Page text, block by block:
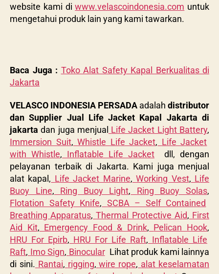
website kami diwww.velascoindonesia.com untuk
mengetahui produk lain yang kami tawarkan.
Baca Juga : Toko Alat Safety Kapal Berkualitas di
Jakarta
VELASCO INDONESIA PERSADA adalah distributor
dan Supplier Jual Life Jacket Kapal Jakarta di
jakarta dan juga menjual Life Jacket Light Battery,
Immersion Suit, Whistle Life Jacket, Life Jacket
with Whistle, Inflatable Life Jacket dll, dengan
pelayanan terbaik di Jakarta. Kami juga menjual
alat kapal, Life Jacket Marine, Working Vest, Life
Buoy Line, Ring Buoy Light, Ring Buoy Solas,
Flotation Safety Knife, SCBA – Self Contained
Breathing Apparatus, Thermal Protective Aid, First
Aid Kit, Emergency Food & Drink, Pelican Hook,
HRU For Epirb, HRU For Life Raft, Inflatable Life
Raft, Imo Sign, BinocularLihat produk kami lainnya
di sini. Rantai, rigging, wire rope, alat keselamatan